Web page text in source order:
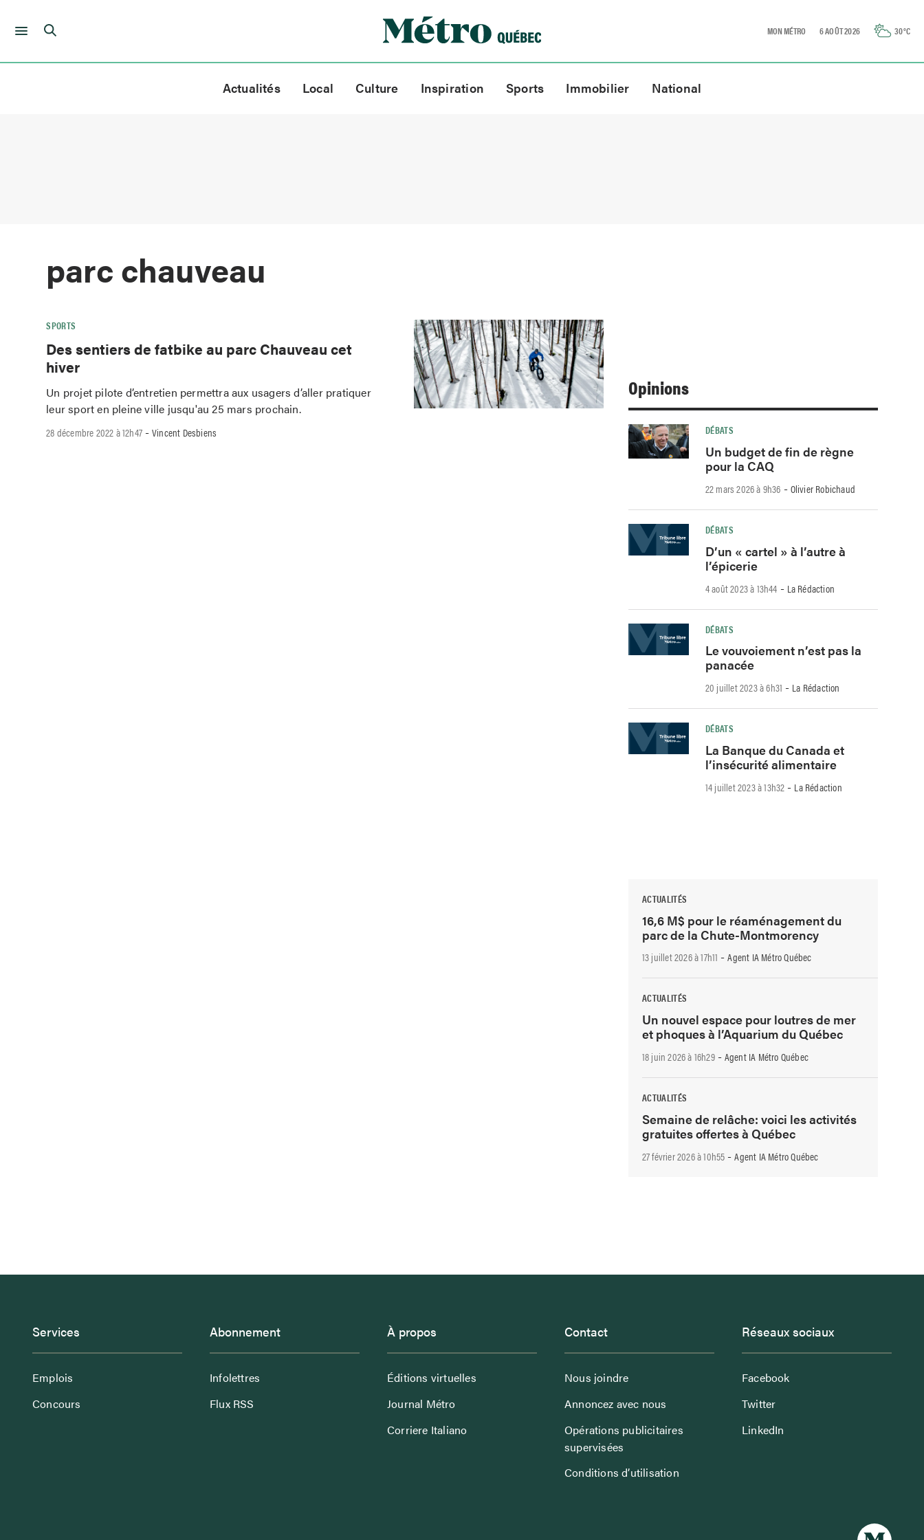
Skip
MON MÉTRO 6 AOÛT 2026 30°C
Actualités Local Culture Inspiration Sports Immobilier National
parc chauveau
SPORTS
Des sentiers de fatbike au parc Chauveau cet
hiver
Un projet pilote d’entretien permettra aux usagers d’aller pratiquer
leur sport en pleine ville jusqu'au 25 mars prochain.
28 décembre 2022 à 12h47 -Vincent Desbiens
Opinions
DÉBATS
Un budget de fin de règne
pour la CAQ
22 mars 2026 à 9h36 -Olivier Robichaud
DÉBATS
D’un « cartel » à l’autre à
l’épicerie
4 août 2023 à 13h44 - La Rédaction
DÉBATS
Le vouvoiement n’est pas la
panacée
20 juillet 2023 à 6h31 - La Rédaction
DÉBATS
La Banque du Canada et
l’insécurité alimentaire
14 juillet 2023 à 13h32 - La Rédaction
ACTUALITÉS
16,6 M$ pour le réaménagement du
parc de la Chute-Montmorency
13 juillet 2026 à 17h11 -Agent IA Métro Québec
ACTUALITÉS
Un nouvel espace pour loutres de mer
et phoques à l’Aquarium du Québec
18 juin 2026 à 16h29-Agent IA Métro Québec
ACTUALITÉS
Semaine de relâche: voici les activités
gratuites offertes à Québec
27 février 2026 à 10h55 -Agent IA Métro Québec
Services
Emplois
Concours
Abonnement
Infolettres
Flux RSS
À propos
Éditions virtuelles
Journal Métro
Corriere Italiano
Contact
Nous joindre
Annoncez avec nous
Opérations publicitaires
supervisées
Conditions d’utilisation
Réseaux sociaux
Facebook
Twitter
LinkedIn